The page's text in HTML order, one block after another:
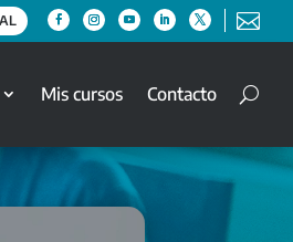

Mis cursos Contacto